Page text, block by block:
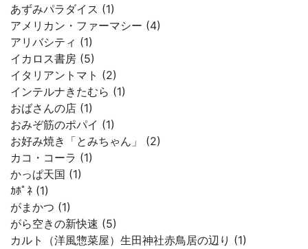
あずみパラダイス (1)
アメリカン・ファーマシー (4)
アリバシティ (1)
イカロス書房 (5)
イタリアントマト (2)
インテルナきたむら (1)
おばさんの店 (1)
おみぞ筋のポパイ (1)
お好み焼き「とみちゃん」 (2)
カコ・コーラ (1)
かっぱ天国 (1)
ｶﾎﾟﾈ (1)
がまかつ (1)
がら空きの新快速 (5)
カルト（洋風惣菜屋）生田神社赤鳥居の辺り (1)